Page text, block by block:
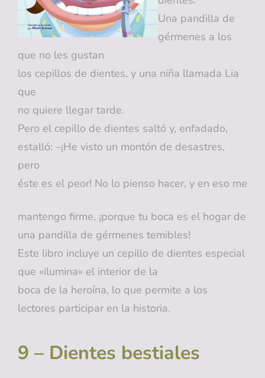
Una pandilla de
gérmenes a los
que no les gustan
los cepillos de dientes, y una niña llamada Lia
que
no quiere llegar tarde.
Pero el cepillo de dientes saltó y, enfadado,
estalló: –¡He visto un montón de desastres,
pero
éste es el peor! No lo pienso hacer, y en eso me
mantengo firme, ¡porque tu boca es el hogar de
una pandilla de gérmenes temibles!
Este libro incluye un cepillo de dientes especial
que «ilumina» el interior de la
boca de la heroína, lo que permite a los
lectores participar en la historia.
9 – Dientes bestiales